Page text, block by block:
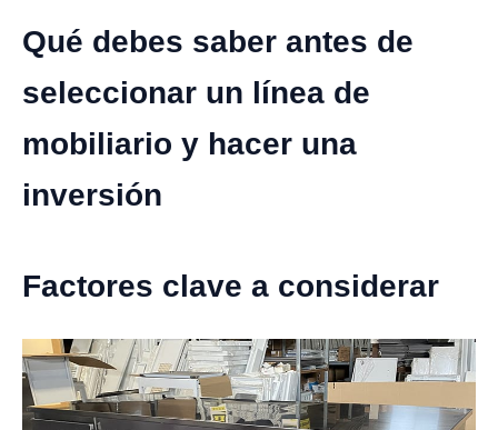
Qué debes saber antes de
seleccionar un línea de
mobiliario y hacer una
inversión
Factores clave a considerar